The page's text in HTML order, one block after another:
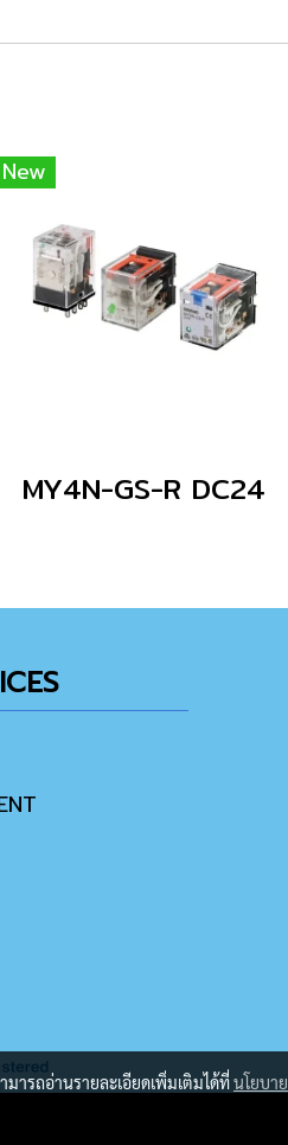
New
MY4N-GS-R DC24
ารถอ่านรายละเอียดเพิ่มเติมได้ที่นโยบาย